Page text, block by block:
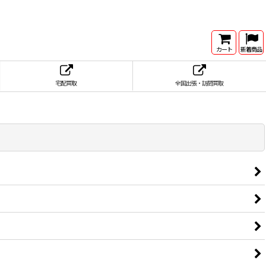
カート 新着商品
宅配買取 全国出張・訪問買取